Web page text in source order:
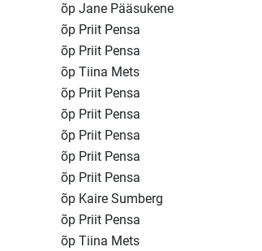
õp Jane Pääsukene
õp Priit Pensa
õp Priit Pensa
õp Tiina Mets
õp Priit Pensa
õp Priit Pensa
õp Priit Pensa
õp Priit Pensa
õp Priit Pensa
õp Kaire Sumberg
õp Priit Pensa
õp Tiina Mets